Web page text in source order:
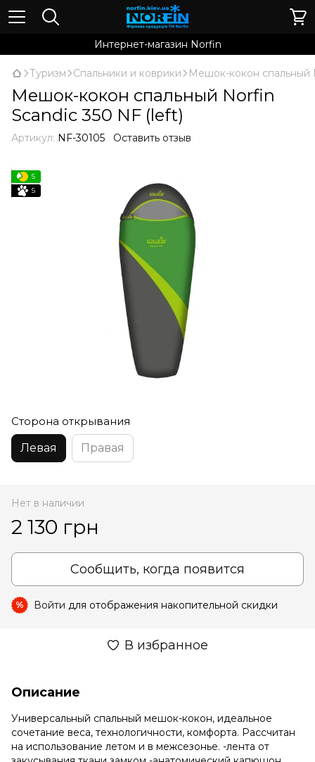
Интернет-магазин Norfin
Туризм Спальники и коврики Мешок-кокон спальный
Мешок-кокон спальный Norfin
Scandic 350 NF (left)
Артикул: NF-30105 Оставить отзыв
5
5
Сторона открывания
Левая
Правая
Нет в наличии
2 130 грн
Сообщить, когда появится
% Войти для отображения накопительной скидки
В избранное
Описание
Универсальный спальный мешок-кокон, идеальное
сочетание веса, технологичности, комфорта. Рассчитан
на использование летом и в межсезонье. -лента от